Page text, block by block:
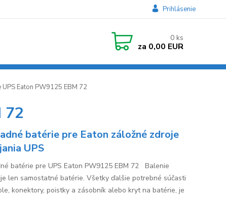
Prihlásenie
0 ks
za 0,00 EUR
UPS Eaton PW9125 EBM 72
72
batérie pre Eaton záložné zdroje
UPS
batérie pre UPS Eaton PW9125 EBM 72 Balenie
len samostatné batérie. Všetky ďalšie potrebné súčasti
konektory, poistky a zásobník alebo kryt na batérie, je